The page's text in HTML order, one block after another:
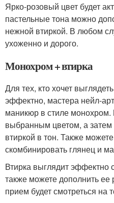
Ярко-розовый цвет будет
пастельные тона можно
нежной втиркой. В любом
ухоженно и дорого.
Монохром + втирка
Для тех, кто хочет
эффектно, мастера нейл-
маникюр в стиле монохром.
выбранным цветом, а затем
втиркой в тон. Также
скомбинировать глянец и
Втирка выглядит
также можете дополнить
прием будет смотреться на